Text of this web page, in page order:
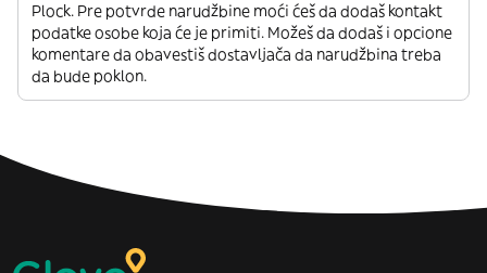
Plock. Pre potvrde narudžbine moći ćeš da dodaš kontakt
podatke osobe koja će je primiti. Možeš da dodaš i opcione
komentare da obavestiš dostavljača da narudžbina treba
da bude poklon.